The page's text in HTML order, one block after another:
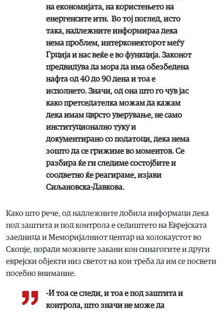
на економијата, на користењето на
енергенсите итн. Во тој поглед, исто
така, надлежните информираа дека
нема проблем, интерконекторот меѓу
Грција и нас веќе е во функција. Законот
предвидува да мора да има обезбедена
нафта од 40 до 90 дена и тоа е
исполнето. Значи, од она што го чув јас
како претседателка можам да кажам
дека имам цврсто уверување, не само
институционално туку и
документирано со податоци, дека нема
зошто да се грижиме во моментов. Се
разбира ќе ги следиме состојбите и
соодветно ќе реагираме, изјави
Сиљановска-Давкова.
Како што рече, од надлежните добила информаци дека
под заштита и под контрола е седиштето на Еврејската
заедница и Меморијалниот центар на холокаустот во
Скопје, поради можните закани кон синагогите и други
еврејски објекти низ светот на кои треба да им се посвети
посебно внимание.
-И тоа се следи, и тоа е под заштита и
контрола, што значи не може да